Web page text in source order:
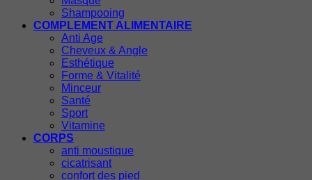
Shampooing
COMPLEMENT ALIMENTAIRE
Anti Age
Cheveux & Angle
Esthétique
Forme & Vitalité
Minceur
Santé
Sport
Vitamine
CORPS
anti moustique
cicatrisant
confort des pied